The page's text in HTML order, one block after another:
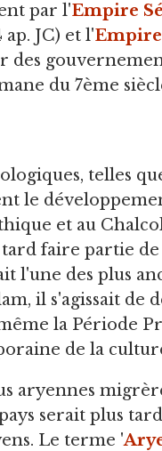
par l'Empire
ap. JC) et l'Empire
des
du 7ème
telles
le
et au
faire partie
l'une des plus
il s'agissait
la Période
de la
aryennes
serait plus
Le terme '